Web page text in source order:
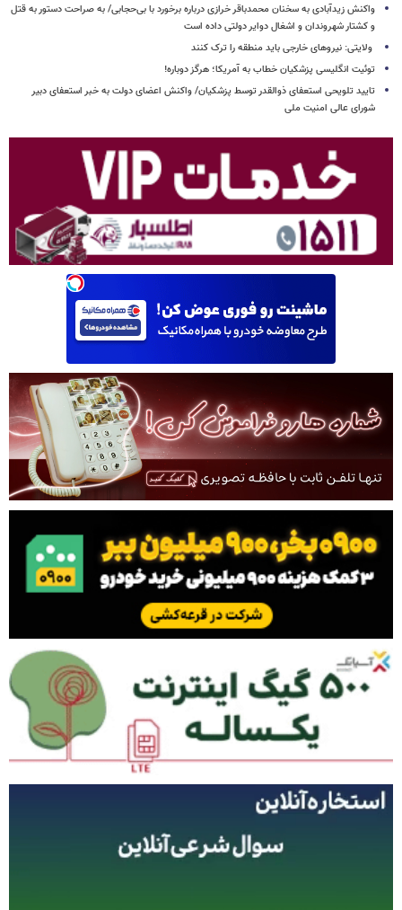
واکنش زیدآبادی به سخنان محمدباقر خرازی درباره برخورد با بی‌حجابی/ به صراحت دستور به قتل
و کشتار شهروندان و اشغال دوایر دولتی داده است
ولایتی: نیروهای خارجی باید منطقه را ترک کنند
توئیت انگلیسی پزشکیان خطاب به آمریکا؛ هرگز دوباره!
تایید تلویحی استعفای ذوالقدر توسط پزشکیان/ واکنش اعضای دولت به خبر استعفای دبیر
شورای عالی امنیت ملی